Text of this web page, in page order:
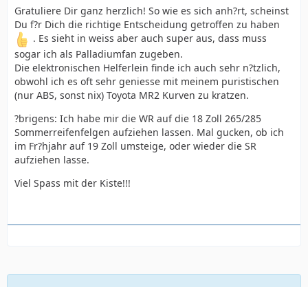
Gratuliere Dir ganz herzlich! So wie es sich anh?rt, scheinst
Du f?r Dich die richtige Entscheidung getroffen zu haben
. Es sieht in weiss aber auch super aus, dass muss
sogar ich als Palladiumfan zugeben.
Die elektronischen Helferlein finde ich auch sehr n?tzlich,
obwohl ich es oft sehr geniesse mit meinem puristischen
(nur ABS, sonst nix) Toyota MR2 Kurven zu kratzen.
?brigens: Ich habe mir die WR auf die 18 Zoll 265/285
Sommerreifenfelgen aufziehen lassen. Mal gucken, ob ich
im Fr?hjahr auf 19 Zoll umsteige, oder wieder die SR
aufziehen lasse.
Viel Spass mit der Kiste!!!